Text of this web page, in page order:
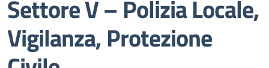
Settore V – Polizia Locale,
Vigilanza, Protezione